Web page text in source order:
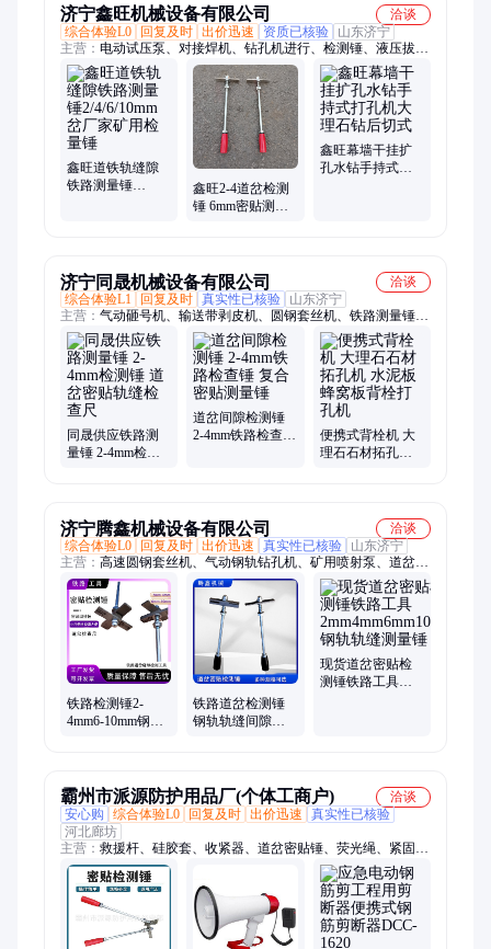
济宁鑫旺机械设备有限公司
洽谈
综合体验L0
回复及时 出价迅速 资质已核验
山东济宁
主营： 电动试压泵、对接焊机、钻孔机进行、检测锤、液压拔销
器、钢轨钻孔机、套丝机、钨极磨尖机、高压喷射泵、液压分离
器、气动砸号机、输送带剥皮机、输送带切割机、紧固器、胀管
机
鑫旺道铁轨缝隙
铁路测量锤
鑫旺2-4道岔检测
锤 6mm密贴测量
鑫旺幕墙干挂扩
孔水钻手持式打
济宁同晟机械设备有限公司
洽谈
综合体验L1
回复及时 真实性已核验
山东济宁
主营： 气动砸号机、输送带剥皮机、圆钢套丝机、铁路测量锤、
气动钢轨钻孔机、液压弯排机、钨极磨尖机、喷射泵、试压泵、
钢筋轧尖机、信号灯、电动胀管机、钢绞线液压剪、背负式振动
棒、全自动钨极磨削机、刷镀机、钢轨磨耗仪
同晟供应铁路测
量锤 2-4mm检测
道岔间隙检测锤
2-4mm铁路检查锤
便携式背栓机 大
理石石材拓孔机
济宁腾鑫机械设备有限公司
洽谈
综合体验L0
回复及时 出价迅速 真实性已核验
山东济宁
主营： 高速圆钢套丝机、气动钢轨钻孔机、矿用喷射泵、道岔测
量锤、钨极磨尖机、输送带剥皮机、气动砸号机、内燃钢轨钻孔
机、电动试压泵、法兰分离器
铁路检测锤2-
4mm6-10mm钢轨
铁路道岔检测锤
钢轨轨缝间隙测
现货道岔密贴检
测锤铁路工具
霸州市派源防护用品厂(个体工商户)
洽谈
安心购
综合体验L0 回复及时 出价迅速
真实性已核验
河北廊坊
主营： 救援杆、硅胶套、收紧器、道岔密贴锤、荧光绳、紧固
器、隔膜泵、望远镜、修剪机、存放袋、除草机、抓绳器、高压
泵、剥线钳、隔音棉、安全带、防护服、抽水泵、气垫船、滑轮
子、橡皮艇、剥皮器、测温枪、护目镜、支撑柱、输水带